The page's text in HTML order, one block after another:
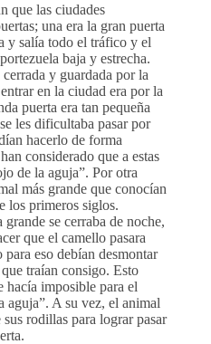
que las ciudades
una era la gran puerta
y salía todo el tráfico y el
baja y estrecha.
y guardada por la
en la ciudad era por la
puerta era tan pequeña
les dificultaba pasar por
hacerlo de forma
considerado que a estas
de la aguja”. Por otra
más grande que conocían
los primeros siglos.
se cerraba de noche,
que el camello pasara
eso debían desmontar
traían consigo. Esto
hacía imposible para el
aguja”. A su vez, el animal
sus rodillas para lograr pasar